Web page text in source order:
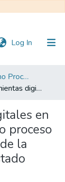
Log In (current)
Maestría en Derecho Procesal
El uso de herramientas digitales en el cumplimiento del debido proceso en las acciones de control de la Contraloría General del Estado
en
proceso
la